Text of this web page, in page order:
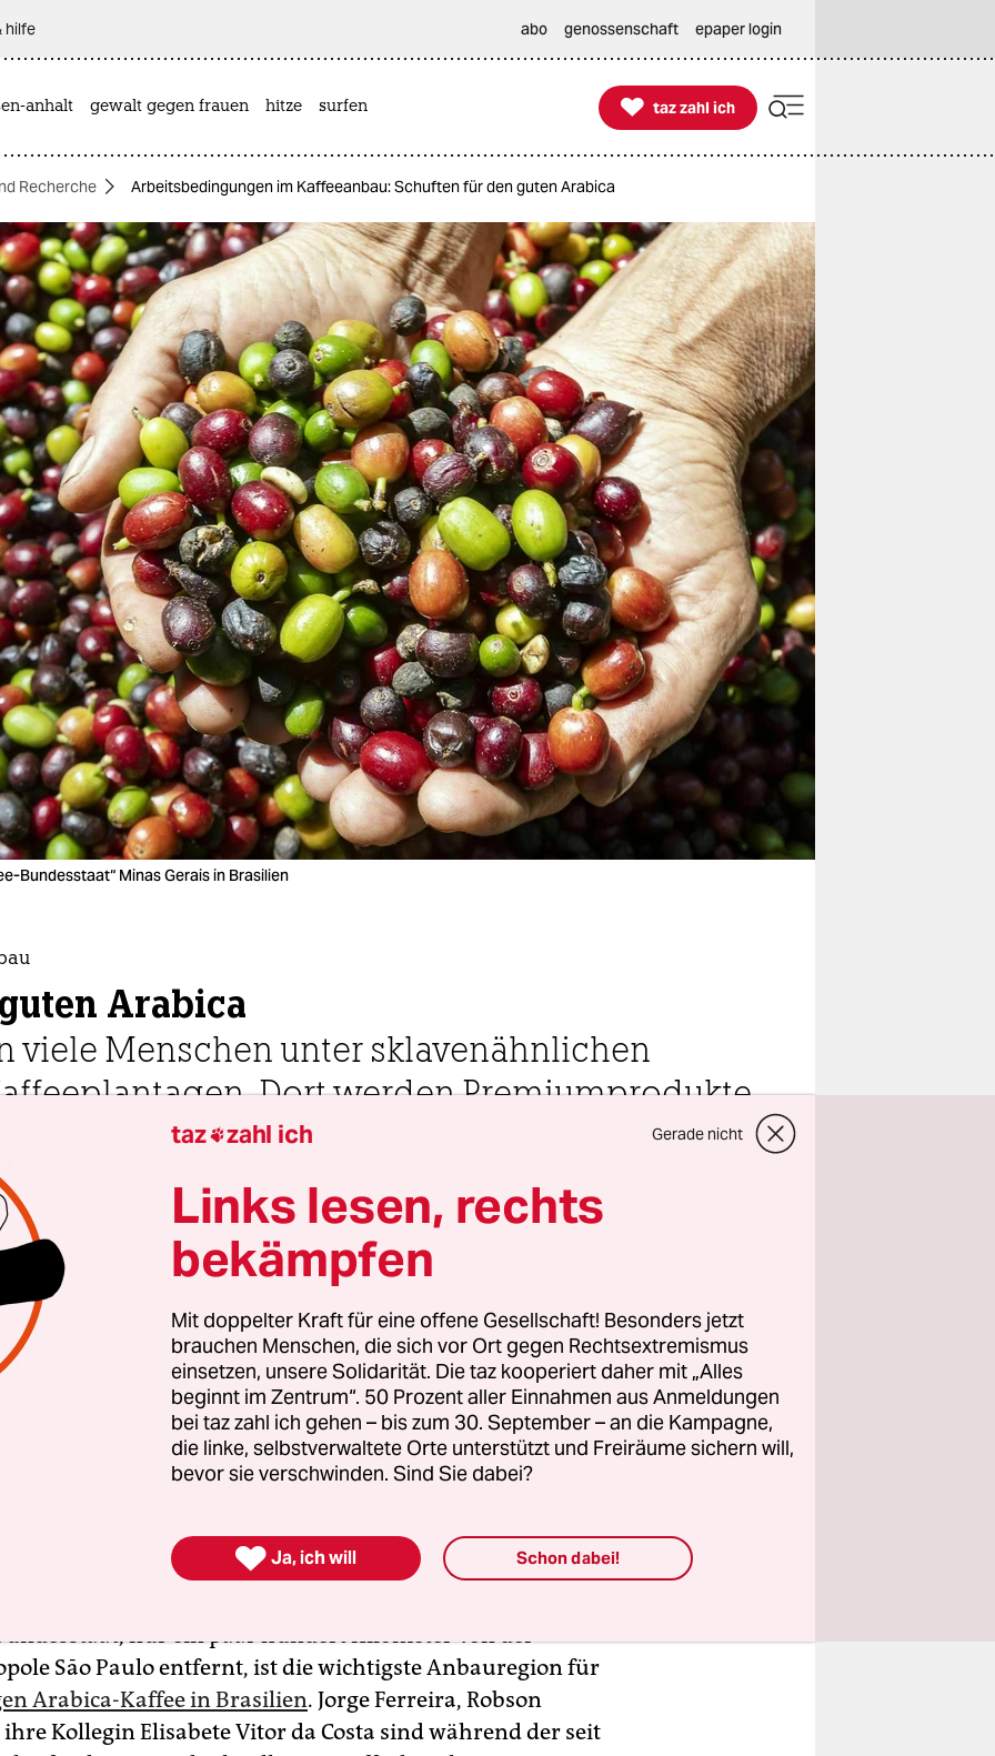
hilfe abo genossenschaft epaper login
anhalt gewalt gegen frauen hitze surfen 
taz zahl ich
taz zahl ich
Recherche Arbeitsbedingungen im Kaffeeanbau: Schuften für den guten Arabica
Bundesstaat“ Minas Gerais in Brasilien
Arabica
viele Menschen unter sklavenähnlichen
Dort werden Premiumprodukte
Europa angebaut.
Uhr teilen
Knut Henkel
Ferreira tritt auf die Bremse, lenkt den schwarzen
vorsichtig an den Straßenrand und wendet.
paar hundert Meter zurück geht es bis zu dem kleinen
der in das von Kaffeesträuchern gesäumte Tal nahe
Itamogi führt. „Da unten habe ich einen alten Bus
nur ein paar hundert Kilometer von der
Sāo Paulo entfernt, ist die wichtigste Anbauregion für
Arabica-Kaffee in Brasilien. Jorge Ferreira, Robson
Kollegin Elisabete Vitor da Costa sind während der seit
taz zahl ich Gerade nicht
Links lesen, rechts
bekämpfen
Mit doppelter Kraft für eine offene Gesellschaft! Besonders jetzt
brauchen Menschen, die sich vor Ort gegen Rechtsextremismus
einsetzen, unsere Solidarität. Die taz kooperiert daher mit „Alles
beginnt im Zentrum“. 50 Prozent aller Einnahmen aus Anmeldungen
bei taz zahl ich gehen – bis zum 30. September – an die Kampagne,
die linke, selbstverwaltete Orte unterstützt und Freiräume sichern will,
bevor sie verschwinden. Sind Sie dabei?
 Ja, ich will Schon dabei!